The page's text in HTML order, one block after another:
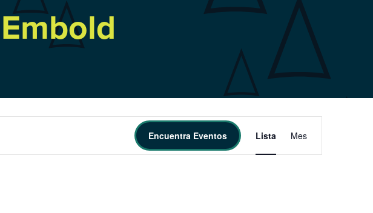
Encuentra Eventos
Navegación
de
vistas
Lista Mes